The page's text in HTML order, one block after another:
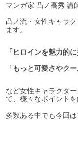
マンガ家 凸ノ高秀 講
凸ノ流・女性キャラ
ます。
「ヒロインを魅力的に
「もっと可愛さやク
など女性キャラクタ
て、様々なポイントを
多数ある中でも今回は